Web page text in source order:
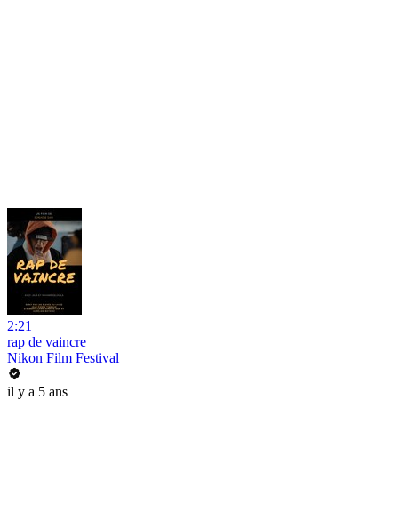
2:21
rap de vaincre
Nikon Film Festival
il y a 5 ans